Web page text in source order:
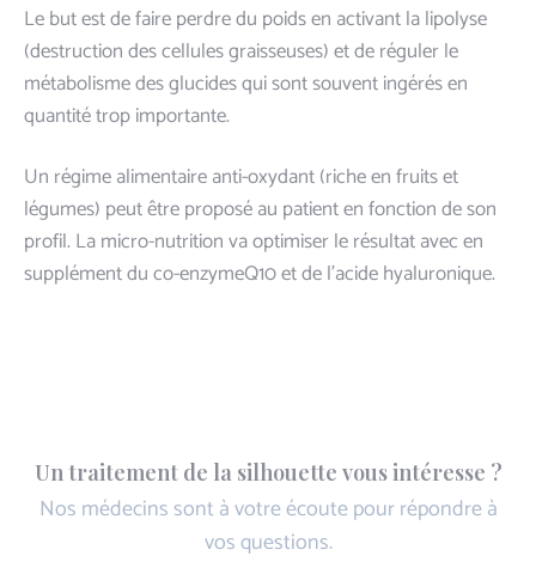
Le but est de faire perdre du poids en activant la lipolyse
(destruction des cellules graisseuses) et de réguler le
métabolisme des glucides qui sont souvent ingérés en
quantité trop importante.
Un régime alimentaire anti-oxydant (riche en fruits et
légumes) peut être proposé au patient en fonction de son
profil. La micro-nutrition va optimiser le résultat avec en
supplément du co-enzymeQ10 et de l’acide hyaluronique.
Un traitement de la silhouette vous intéresse ?
Nos médecins sont à votre écoute pour répondre à
vos questions.